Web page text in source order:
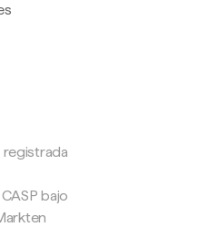
registrada
bajo